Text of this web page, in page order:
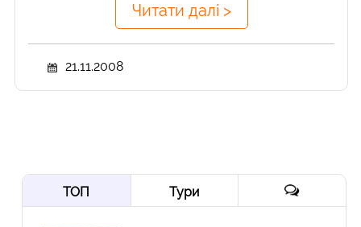
Читати далі >
21.11.2008
ТОП Тури